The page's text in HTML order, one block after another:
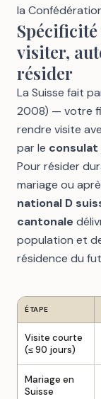
la
visiter,
résider
La Suisse fait
2008) — votre
rendre visite
par le consulat
Pour résider
mariage ou
national D
cantonale
population et
résidence du
ÉTAPE
Visite courte
(≤ 90 jours)
Mariage en
Suisse